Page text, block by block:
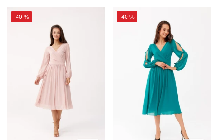
-40 % -40 %